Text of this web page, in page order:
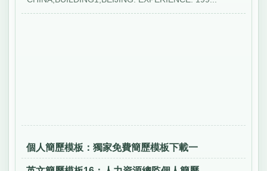
個人簡歷模板：獨家免費簡歷模板下載一